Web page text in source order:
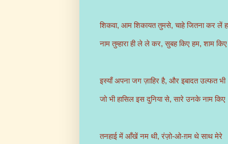
शिकवा, आम शिकायत तुमसे, चाहे जितना कर लें
नाम तुम्हारा ही ले ले कर, सुबह किए हम, शाम
इस्याँ अपना जग ज़ाहिर है, और इबादत उल्फत भी
जो भी हासिल इस दुनिया से, सारे उनके नाम किए
तनहाई में आँखें नम थी, रंज़ो-ओ-ग़म थे साथ मेरे